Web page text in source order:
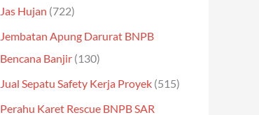
Jas Hujan (722)
Jembatan Apung Darurat BNPB
Bencana Banjir (130)
Jual Sepatu Safety Kerja Proyek (515)
Perahu Karet Rescue BNPB SAR